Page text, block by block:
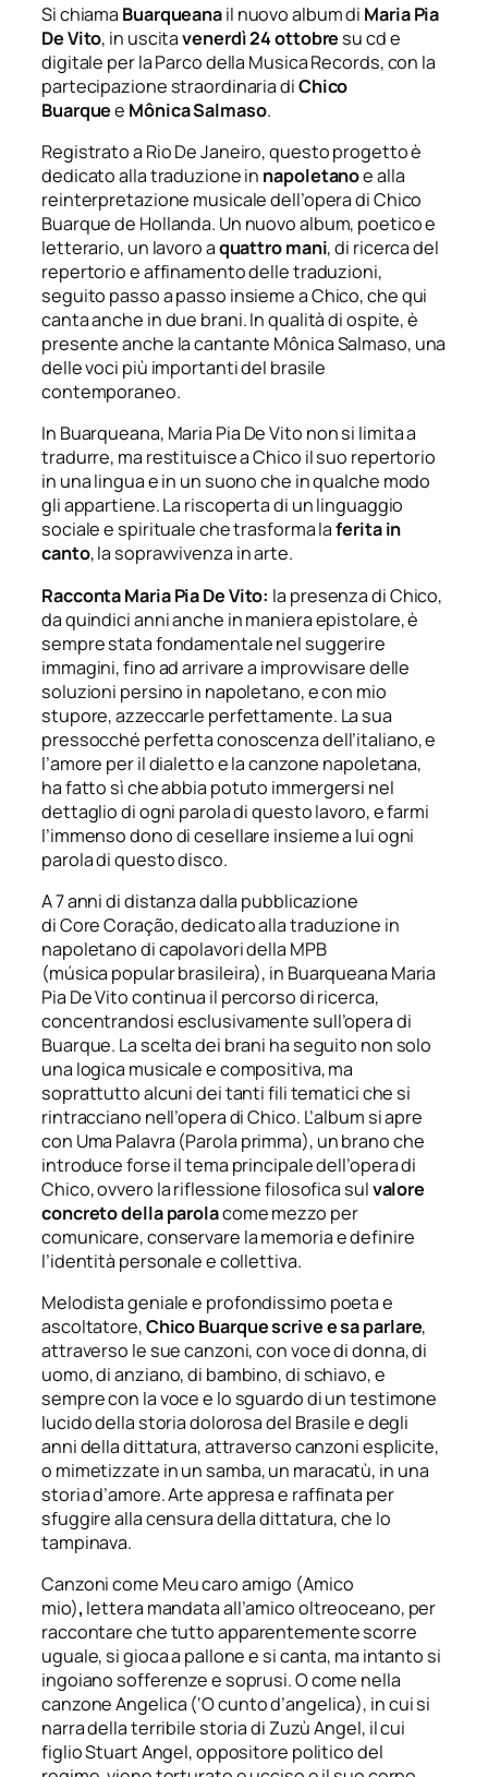
Si chiama Buarqueanail nuovo album di Maria Pia
De Vito, in uscitavenerdì 24 ottobre su cd e
digitale per la Parco della Musica Records, con la
partecipazione straordinaria diChico
Buarquee Mônica Salmaso.
Registrato a Rio De Janeiro, questo progetto è
dedicato alla traduzione in napoletanoe alla
reinterpretazione musicale dell’opera di Chico
Buarque de Hollanda. Un nuovo album, poetico e
letterario, un lavoro aquattro mani, di ricerca del
repertorio e affinamento delle traduzioni,
seguito passo a passo insieme a Chico, che qui
canta anche in due brani. In qualità di ospite, è
presente anche la cantante Mônica Salmaso, una
delle voci più importanti del brasile
contemporaneo.
In Buarqueana, Maria Pia De Vito non si limita a
tradurre, ma restituisce a Chico il suo repertorio
in una lingua e in un suono che in qualche modo
gli appartiene. La riscoperta di un linguaggio
sociale e spirituale che trasforma laferita in
canto, la sopravvivenza in arte.
Racconta Maria Pia De Vito: la presenza di Chico,
da quindici anni anche in maniera epistolare, è
sempre stata fondamentale nel suggerire
immagini, fino ad arrivare a improvvisare delle
soluzioni persino in napoletano, e con mio
stupore, azzeccarle perfettamente. La sua
pressocché perfetta conoscenza dell’italiano, e
l’amore per il dialetto e la canzone napoletana,
hafatto sìche abbia potuto immergersi nel
dettaglio di ogni parola di questo lavoro, e farmi
l’immenso dono di cesellare insieme a lui ogni
parola di questo disco.
A 7 anni di distanza dalla pubblicazione
diCore Coração, dedicato alla traduzione in
napoletano di capolavori della MPB
(música popular brasileira), in Buarqueana Maria
Pia De Vito continua il percorso di ricerca,
concentrandosi esclusivamente sull’opera di
Buarque. La scelta dei brani ha seguito non solo
una logica musicale e compositiva, ma
soprattutto alcuni dei tanti fili tematici che si
rintracciano nell’opera di Chico. L’album si apre
con Uma Palavra (Parola primma), un brano che
introduce forse il tema principale dell’opera di
Chico, ovvero la riflessione filosofica sulvalore
concreto della parolacome mezzo per
comunicare, conservare la memoria e definire
l’identità personale e collettiva.
Melodista geniale e profondissimo poeta e
ascoltatore,Chico Buarque scrive e sa parlare,
attraverso le sue canzoni, con voce di donna, di
uomo, di anziano, di bambino, di schiavo, e
sempre con la voce e lo sguardo di un testimone
lucido della storia dolorosa del Brasile e degli
anni della dittatura, attraverso canzoni esplicite,
o mimetizzate in un samba, un maracatù, in una
storia d’amore. Arte appresa e raffinata per
sfuggire alla censura della dittatura, che lo
tampinava.
Canzoni come Meu caro amigo (Amico
mio), lettera mandata all’amico oltreoceano, per
raccontare che tuttoapparentemente scorre
uguale, si gioca a pallone e si canta, ma intanto si
ingoiano sofferenze e soprusi. O come nella
canzoneAngelica (‘O cunto d’angelica), in cui si
narra della terribile storia di Zuzù Angel, il cui
figlio Stuart Angel, oppositore politico del